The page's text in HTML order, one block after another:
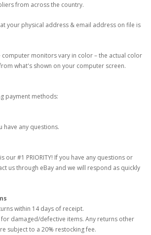
from across the country.
your physical address & email address on file is
monitors vary in color – the actual color
what's shown on your computer screen.
payment methods:
have any questions.
our #1 PRIORITY! If you have any questions or
us through eBay and we will respond as quickly
within 14 days of receipt.
damaged/defective items. Any returns other
subject to a 20% restocking fee.